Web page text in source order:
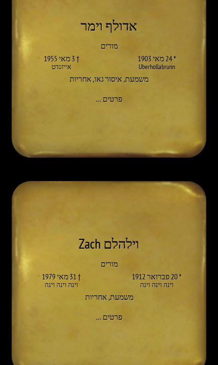
אדולף וימר
מורים
* 24 מאי 1903
Uberhollabrunn
† 3 מאי 1955
אייזנדט
משמעת,איסור גאו,אחריות
פרטים …
וילהלם Zach
מורים
* 20 פברואר 1912
וינה וינה וינה
† 31 מאי 1979
וינה וינה וינה
משמעת,אחריות
פרטים …